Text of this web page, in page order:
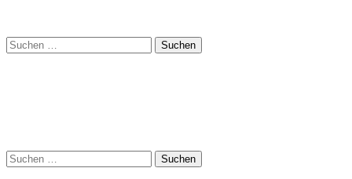
Suchen
nach:
Suchen
nach: